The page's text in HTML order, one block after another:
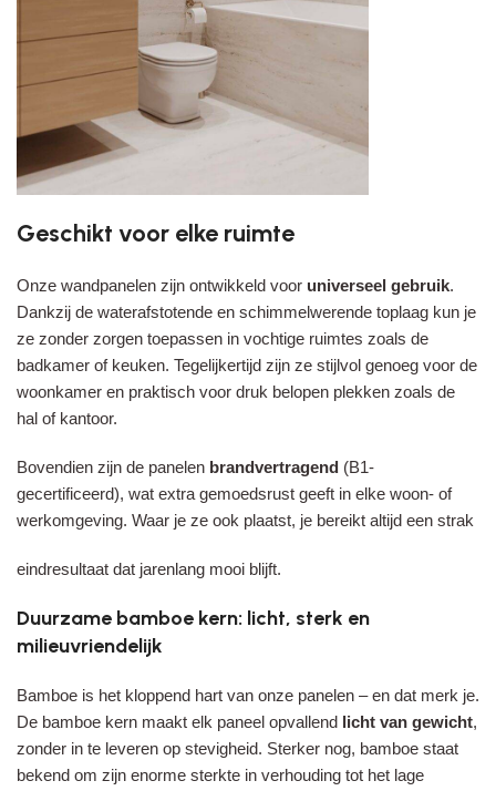
Geschikt voor elke ruimte
Onze wandpanelen zijn ontwikkeld voor universeel gebruik.
Dankzij de waterafstotende en schimmelwerende toplaag kun je
ze zonder zorgen toepassen in vochtige ruimtes zoals de
badkamer of keuken. Tegelijkertijd zijn ze stijlvol genoeg voor de
woonkamer en praktisch voor druk belopen plekken zoals de
hal of kantoor.
Bovendien zijn de panelen brandvertragend (B1-
gecertificeerd), wat extra gemoedsrust geeft in elke woon- of
werkomgeving. Waar je ze ook plaatst, je bereikt altijd een strak
eindresultaat dat jarenlang mooi blijft.
Duurzame bamboe kern: licht, sterk en
milieuvriendelijk
Bamboe is het kloppend hart van onze panelen – en dat merk je.
De bamboe kern maakt elk paneel opvallend licht van gewicht,
zonder in te leveren op stevigheid. Sterker nog, bamboe staat
bekend om zijn enorme sterkte in verhouding tot het lage